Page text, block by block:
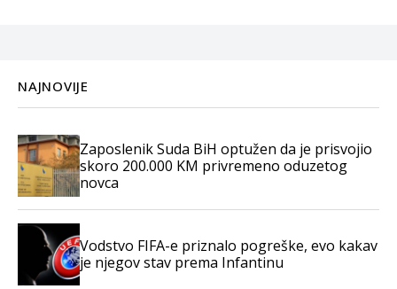
NAJNOVIJE
Zaposlenik Suda BiH optužen da je prisvojio
skoro 200.000 KM privremeno oduzetog
novca
Vodstvo FIFA-e priznalo pogreške, evo kakav
je njegov stav prema Infantinu